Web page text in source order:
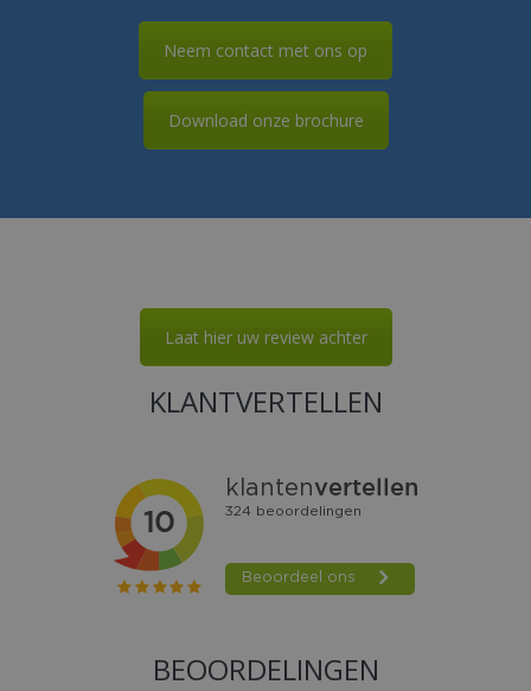
Neem contact met ons op
Download onze brochure
Laat hier uw review achter
KLANTVERTELLEN
BEOORDELINGEN